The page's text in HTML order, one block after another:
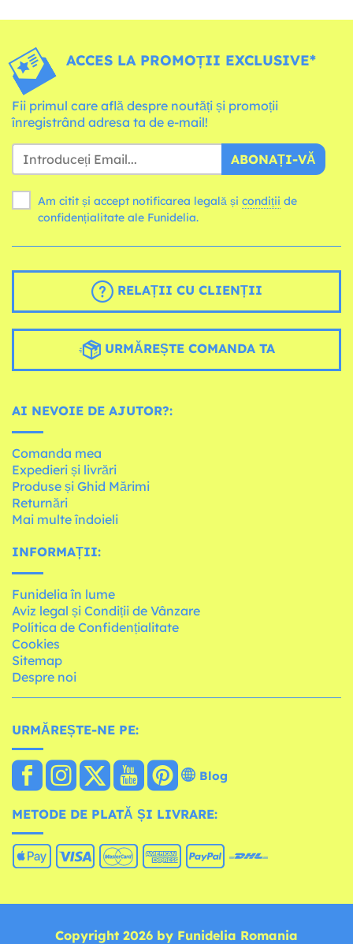
ACCES LA PROMOȚII EXCLUSIVE*
Fii primul care află despre noutăți și promoții
înregistrând adresa ta de e-mail!
ABONAȚI-VĂ
Am citit și accept notificarea legală și condiții
confidențialitate ale Funidelia.
RELAȚII CU CLIENȚII
URMĂREȘTE COMANDA TA
AI NEVOIE DE AJUTOR?:
Comanda mea
Expedieri și livrări
Produse și Ghid Mărimi
Returnări
Mai multe îndoieli
INFORMAȚII:
Funidelia în lume
Aviz legal și Condiții de Vânzare
Política de Confidențialitate
Cookies
Sitemap
Despre noi
URMĂREȘTE-NE PE:
Blog
METODE DE PLATĂ ȘI LIVRARE:
Copyright 2026 by Funidelia Romania